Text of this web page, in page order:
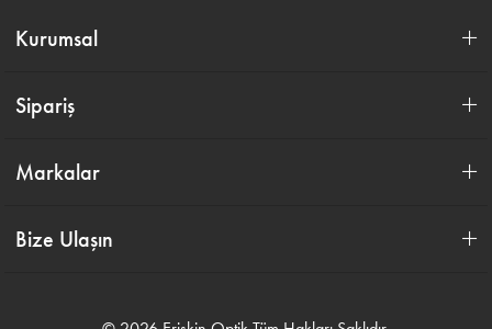
Kurumsal
Sipariş
Markalar
Bize Ulaşın